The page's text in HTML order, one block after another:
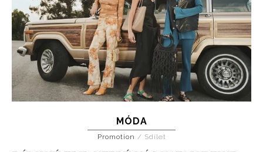
MÓDA
Promotion / Sdílet